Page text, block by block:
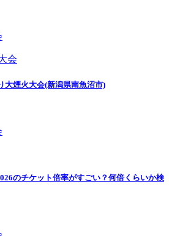
大煙火大会(新潟県南魚沼市)
のチケット倍率がすごい？何倍くらいか検